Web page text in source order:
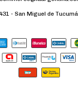
- San Miguel de